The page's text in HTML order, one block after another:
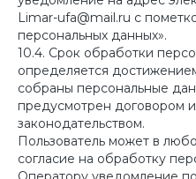
Limar-ufa@mail.ru с
персональных данных».
10.4. Срок обработки
определяется
собраны персональные
предусмотрен договором
законодательством.
Пользователь может в
согласие на обработку